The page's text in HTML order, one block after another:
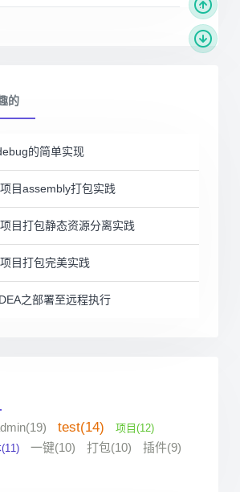
的
的简单实现
目assembly打包实践
目打包静态资源分离实践
目打包完美实践
之部署至远程执行
test(14)
项目(12)
一键(10) 打包(10)
插件(9)